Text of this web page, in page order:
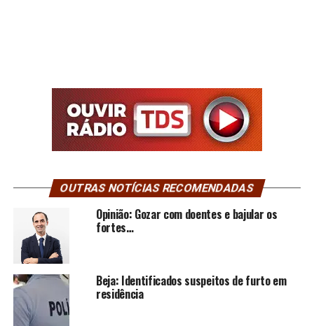
OUTRAS NOTÍCIAS RECOMENDADAS
Opinião: Gozar com doentes e bajular os
fortes…
Beja: Identificados suspeitos de furto em
residência